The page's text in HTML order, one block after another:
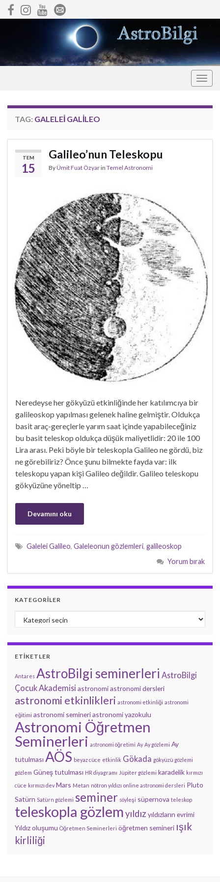
TAG: GALELEI GALILEO
TEM
15
Galileo’nun Teleskopu
ByÜmit Fuat Özyarin Temel Astronomi
Neredeyse her gökyüzü etkinliğinde her katılımcıya bir
galileoskop yapılması gelenek haline gelmiştir. Oldukça
basit araç-gereçlerle yarım saat içinde yapabileceğiniz
bu basit teleskop oldukça düşük maliyetlidir: 20 ile 100
Lira arası. Peki böyle bir teleskopla Galileo ne gördü, biz
ne görebiliriz? Önce şunu bilmekte fayda var: ilk
teleskopu yapan kişi Galileo değildir. Galileo teleskopu
gökyüzüne yöneltip …
Devamını oku
Galelei Galileo, Galeleonun gözlemleri, galileoskop
Yorum bırak
KATEGORILER
Kategoriler
ETIKETLER
Antares AstroBilgi seminerleri AstroBilgi
Çocuk Akademisi astronomiastronomi dersleri
astronomi etkinlikleri astronomi etkinliği astronomi
eğitimi astronomi semineriastronomi yazokulu
Astronomi Öğretmen
Seminerleri astronomi öğretimi Ay Ay gözlemi Ay
tutulması AÖS beyaz cüce etkinlik Gökada gökyüzü gözlemi
gözlem Güneş tutulması HR diyagramı Jüpiter gözlemi karadelik kırmızı
cüce kırmızı dev Mars Metan nötron yıldızı online astronomi dersleri Pluto
Satürn Satürn gözlemi seminer söyleşi süpernova teleskop
teleskopla gözlemyıldız yıldızların evrimi
Yıldız oluşumu Öğretmen Seminerleri öğretmen semineri ışık
kirliliği